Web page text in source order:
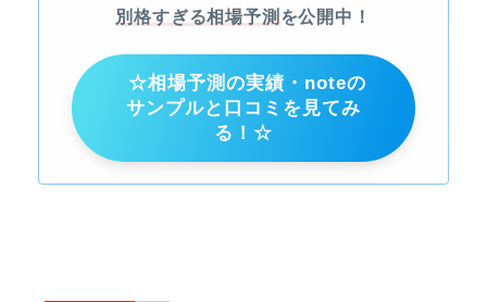
別格すぎる相場予測 を公開中！
☆相場予測の実績・noteの
サンプルと口コミを見てみ
る！☆